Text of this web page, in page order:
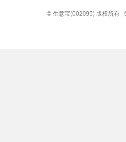
© 生意宝(002095) 版权所有